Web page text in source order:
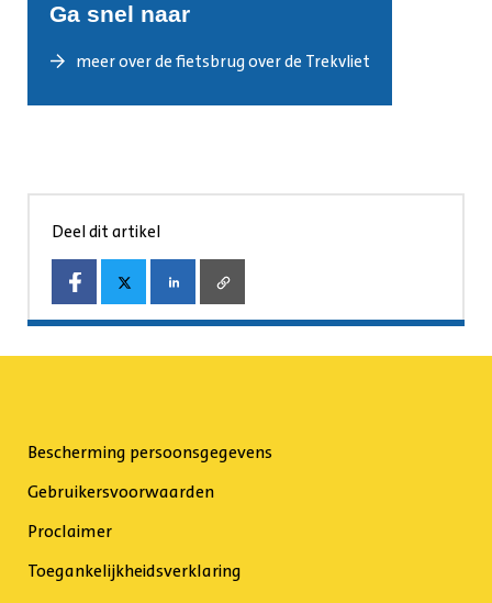
Ga snel naar
meer over de fietsbrug over de Trekvliet
Deel dit artikel
Bescherming persoonsgegevens
Gebruikersvoorwaarden
Proclaimer
Toegankelijkheidsverklaring